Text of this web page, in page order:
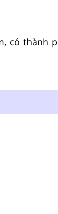
có thành